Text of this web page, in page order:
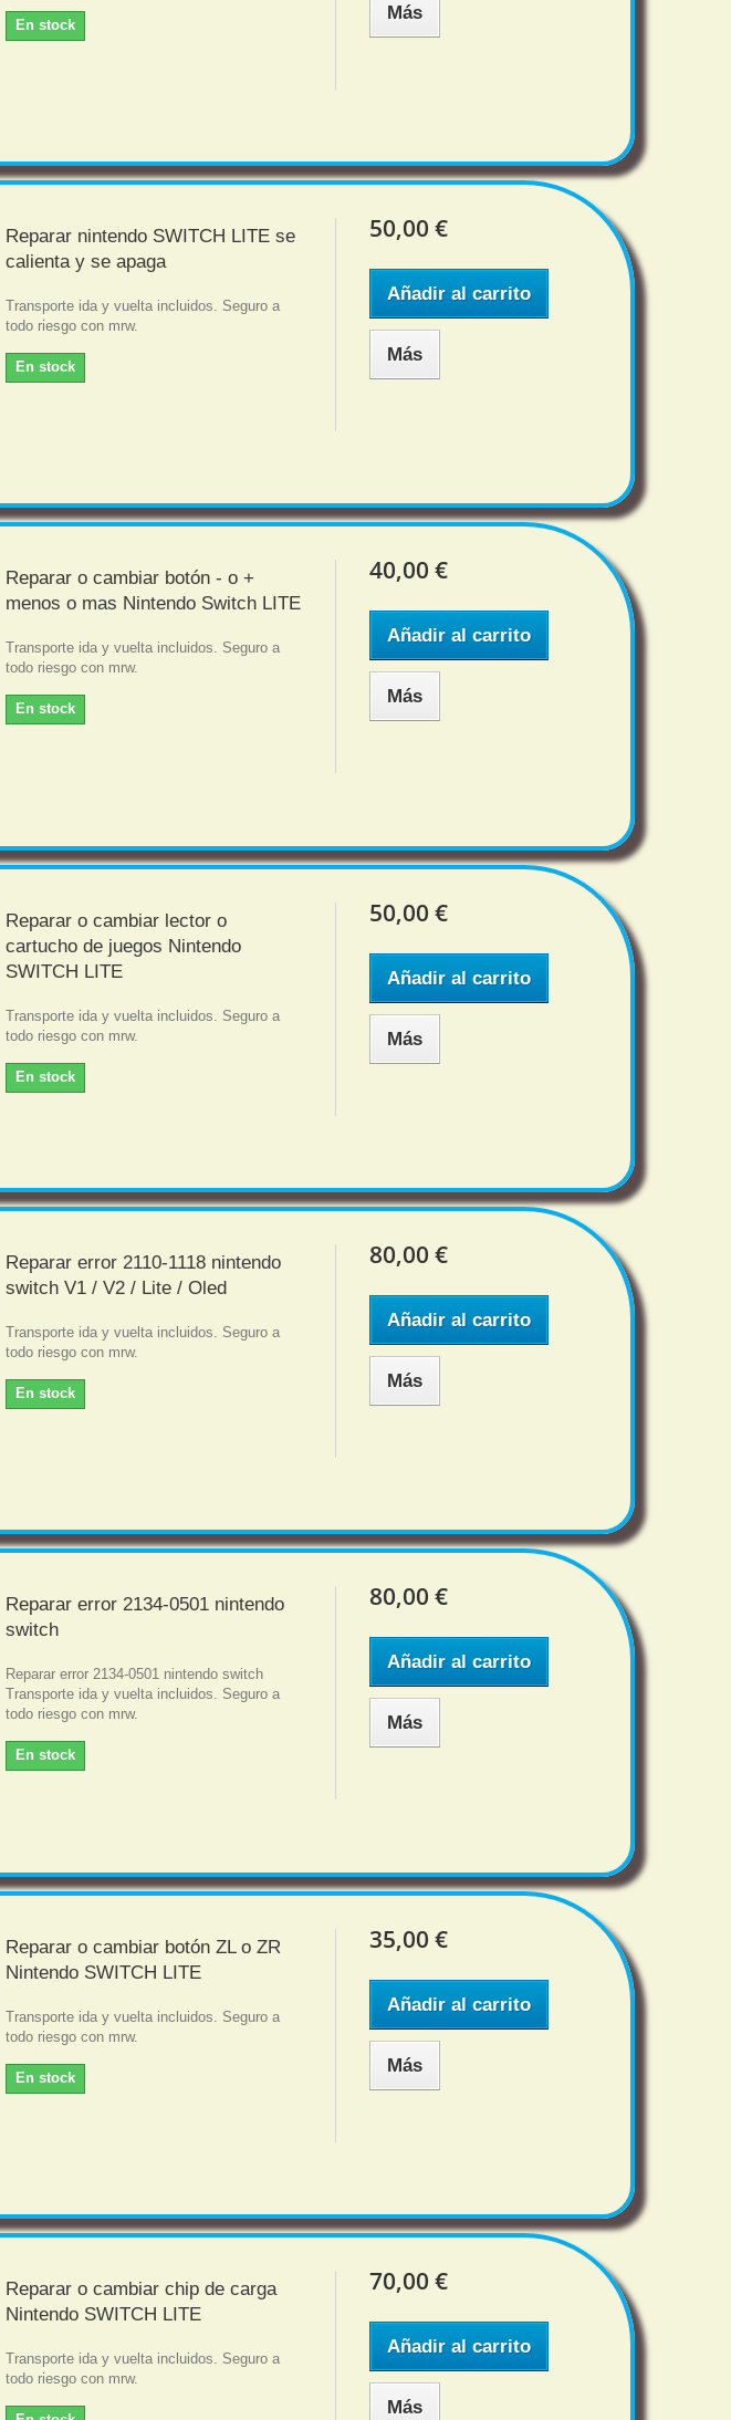
En stock
Más
Reparar nintendo SWITCH LITE se
calienta y se apaga
Transporte ida y vuelta incluidos. Seguro a
todo riesgo con mrw.
En stock
50,00 €
Añadir al carrito
Más
Reparar o cambiar botón - o +
menos o mas Nintendo Switch LITE
Transporte ida y vuelta incluidos. Seguro a
todo riesgo con mrw.
En stock
40,00 €
Añadir al carrito
Más
Reparar o cambiar lector o
cartucho de juegos Nintendo
SWITCH LITE
Transporte ida y vuelta incluidos. Seguro a
todo riesgo con mrw.
En stock
50,00 €
Añadir al carrito
Más
Reparar error 2110-1118 nintendo
switch V1 / V2 / Lite / Oled
Transporte ida y vuelta incluidos. Seguro a
todo riesgo con mrw.
En stock
80,00 €
Añadir al carrito
Más
Reparar error 2134-0501 nintendo
switch
Reparar error 2134-0501 nintendo switch
Transporte ida y vuelta incluidos. Seguro a
todo riesgo con mrw.
En stock
80,00 €
Añadir al carrito
Más
Reparar o cambiar botón ZL o ZR
Nintendo SWITCH LITE
Transporte ida y vuelta incluidos. Seguro a
todo riesgo con mrw.
En stock
35,00 €
Añadir al carrito
Más
Reparar o cambiar chip de carga
Nintendo SWITCH LITE
Transporte ida y vuelta incluidos. Seguro a
todo riesgo con mrw.
70,00 €
Añadir al carrito
Más